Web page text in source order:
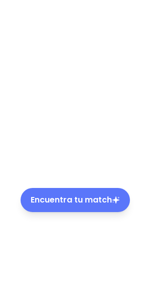
Encuentra tu match